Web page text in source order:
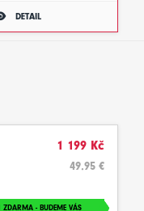
DETAIL
1 199 Kč
49.95 €
ZDARMA - BUDEME VÁS